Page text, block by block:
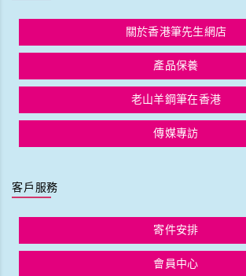
關於香港筆先生網店
產品保養
老山羊鋼筆在香港
傳媒專訪
客戶服務
寄件安排
會員中心